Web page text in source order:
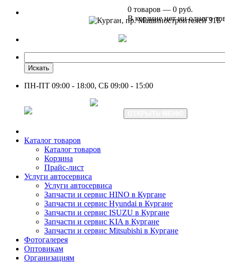
Курган, пр. Машиностроителей 31Б
Искать
ПН-ПТ 09:00 - 18:00, СБ 09:00 - 15:00
0 товаров — 0 руб.
В корзине нет ни одного
Каталог товаров
Каталог товаров
Корзина
Прайс-лист
Услуги автосервиса
Услуги автосервиса
Запчасти и сервис HINO в Кургане
Запчасти и сервис Hyundai в Кургане
Запчасти и сервис ISUZU в Кургане
Запчасти и сервис KIA в Кургане
Запчасти и сервис Mitsubishi в Кургане
Фотогалерея
Оптовикам
Организациям